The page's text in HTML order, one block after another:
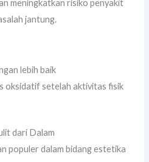
meningkatkan risiko penyakit
jantung.
lebih baik
oksidatif setelah aktivitas fisik
dari Dalam
populer dalam bidang estetika